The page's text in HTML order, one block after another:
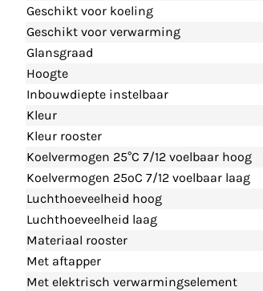
Geschikt voor koeling
Geschikt voor verwarming
Glansgraad
Hoogte
Inbouwdiepte instelbaar
Kleur
Kleur rooster
Koelvermogen 25°C 7/12 voelbaar hoog
Koelvermogen 25ºC 7/12 voelbaar laag
Luchthoeveelheid hoog
Luchthoeveelheid laag
Materiaal rooster
Met aftapper
Met elektrisch verwarmingselement